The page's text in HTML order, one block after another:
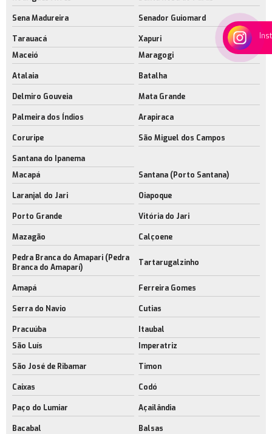
Sena Madureira Senador Guiomard
Tarauacá
Xapuri
Maceió
Maragogi
Atalaia Batalha
Delmiro Gouveia Mata Grande
Palmeira dos Índios Arapiraca
Coruripe São Miguel dos Campos
Santana do Ipanema
Macapá
Santana (Porto Santana)
Laranjal do Jari Oiapoque
Porto Grande Vitória do Jari
Mazagão Calçoene
Pedra Branca do Amapari (Pedra
Branca do Amaparí)
Tartarugalzinho
Amapá Ferreira Gomes
Serra do Navio Cutias
Pracuúba
Itaubal
São Luís
Imperatriz
São José de Ribamar Timon
Caixas Codó
Paço do Lumiar Açailândia
Bacabal Balsas